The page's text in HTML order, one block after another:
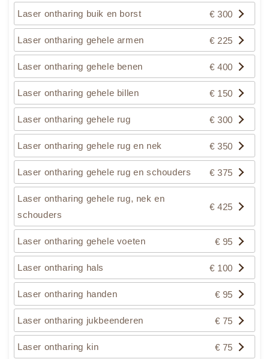
Laser ontharing buik en borst € 300
Laser ontharing gehele armen € 225
Laser ontharing gehele benen € 400
Laser ontharing gehele billen € 150
Laser ontharing gehele rug € 300
Laser ontharing gehele rug en nek € 350
Laser ontharing gehele rug en schouders € 375
Laser ontharing gehele rug, nek en
schouders
€ 425
Laser ontharing gehele voeten € 95
Laser ontharing hals € 100
Laser ontharing handen € 95
Laser ontharing jukbeenderen € 75
Laser ontharing kin € 75